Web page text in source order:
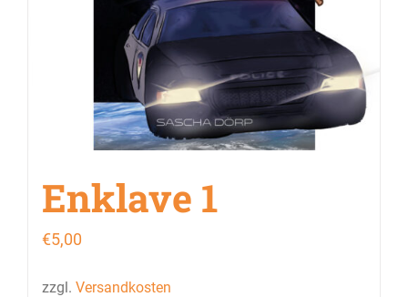
Enklave 1
€5,00
zzgl. Versandkosten